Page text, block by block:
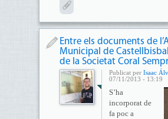
Entre els documents de
Municipal de
de la Societat Coral
Publicat per Isaac
07/11/2013 - 13:19
S’ha
incorporat de
fa poc a